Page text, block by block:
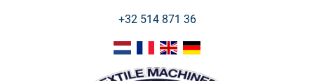
+32 514 871 36